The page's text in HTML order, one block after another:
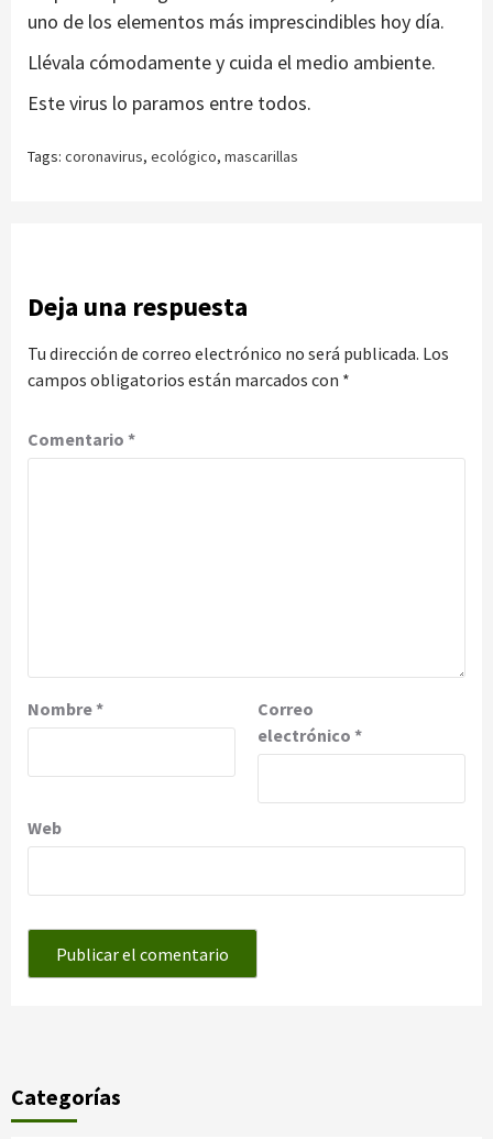
uno de los elementos más imprescindibles hoy día.
Llévala cómodamente y cuida el medio ambiente.
Este virus lo paramos entre todos.
Tags: coronavirus, ecológico, mascarillas
Deja una respuesta
Tu dirección de correo electrónico no será publicada. Los
campos obligatorios están marcados con *
Comentario *
Nombre*
Correo
electrónico *
Web
Categorías